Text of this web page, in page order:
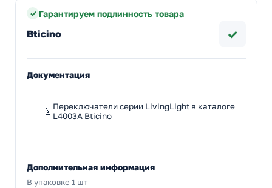
Гарантируем подлинность товара
Bticino ✓
Документация
Переключатели серии LivingLight в каталоге
L4003A Bticino
Дополнительная информация
В упаковке 1 шт